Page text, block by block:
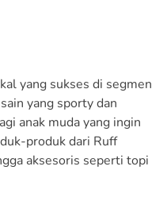
yang sukses di segmen
yang sporty dan
anak muda yang ingin
produk dari Ruff
aksesoris seperti topi